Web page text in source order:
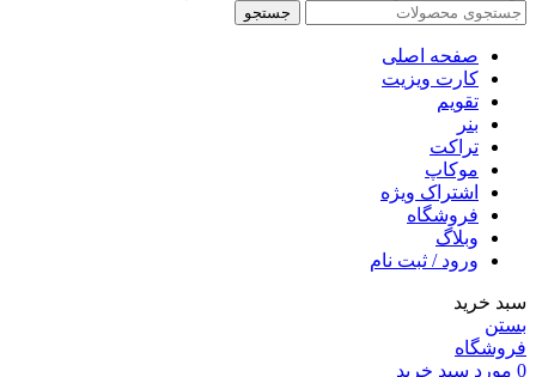
جستجو
صفحه اصلی
کارت ویزیت
تقویم
بنر
تراکت
موکاپ
اشتراک ویژه
فروشگاه
وبلاگ
ورود / ثبت نام
سبد خرید
بستن
فروشگاه
0 مورد سبد خرید